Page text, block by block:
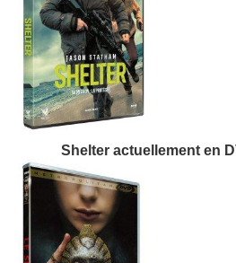
Shelter actuellement en